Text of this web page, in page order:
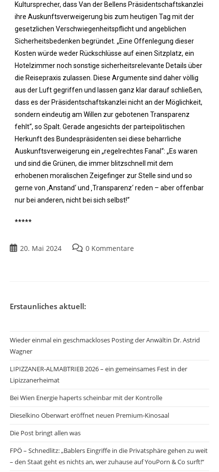
Kultursprecher, dass Van der Bellens Präsidentschaftskanzlei
ihre Auskunftsverweigerung bis zum heutigen Tag mit der
gesetzlichen Verschwiegenheitspflicht und angeblichen
Sicherheitsbedenken begründet. „Eine Offenlegung dieser
Kosten würde weder Rückschlüsse auf einen Sitzplatz, ein
Hotelzimmer noch sonstige sicherheitsrelevante Details über
die Reisepraxis zulassen. Diese Argumente sind daher völlig
aus der Luft gegriffen und lassen ganz klar darauf schließen,
dass es der Präsidentschaftskanzlei nicht an der Möglichkeit,
sondern eindeutig am Willen zur gebotenen Transparenz
fehlt“, so Spalt. Gerade angesichts der parteipolitischen
Herkunft des Bundespräsidenten sei diese beharrliche
Auskunftsverweigerung ein „regelrechtes Fanal“: „Es waren
und sind die Grünen, die immer blitzschnell mit dem
erhobenen moralischen Zeigefinger zur Stelle sind und so
gerne von ‚Anstand‘ und ‚Transparenz‘ reden – aber offenbar
nur bei anderen, nicht bei sich selbst!“
*****
20. Mai 2024 0 Kommentare
Erstaunliches aktuell:
Wieder einmal ein geschmackloses Posting der Anwältin Dr. Astrid
Wagner
LIPIZZANER-ALMABTRIEB 2026 – ein gemeinsames Fest in der
Lipizzanerheimat
Bei Wien Energie haperts scheinbar mit der Kontrolle
Dieselkino Oberwart eröffnet neuen Premium-Kinosaal
Die Post bringt allen was
FPÖ – Schnedlitz: „Bablers Eingriffe in die Privatsphäre gehen zu weit
– den Staat geht es nichts an, wer zuhause auf YouPorn & Co surft!“